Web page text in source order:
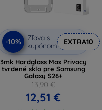
-10%
Zľava s
kupónom
EXTRA10
3mk Hardglass Max Privacy
tvrdené sklo pre Samsung
Galaxy S26+
13,90 €
12,51 €